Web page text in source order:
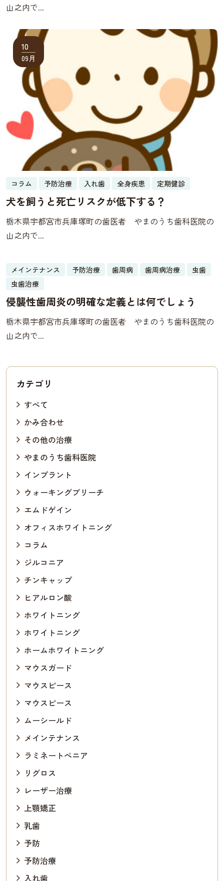
山之内で...
10
09月
コラム 予防治療 入れ歯 全身疾患 定期健診
犬を飼うと死亡リスクが低下する？
栃木県宇都宮市兵庫塚町の歯医者 やまのうち歯科医院の
山之内で...
16
02月
メインテナンス 予防治療 歯周病 歯周病治療
虫歯
虫歯治療
侵襲性歯周炎の明確な定義とは何でしょう
栃木県宇都宮市兵庫塚町の歯医者 やまのうち歯科医院の
山之内で...
カテゴリ
すべて
かみ合わせ
その他の治療
やまのうち歯科医院
インプラント
ウォーキングブリーチ
エムドゲイン
オフィスホワイトニング
コラム
ジルコニア
チンキャップ
ヒアルロン酸
ホワイトニング
ホワイトニング
ホームホワイトニング
マウスガード
マウスピース
マウスピース
ムーシールド
メインテナンス
ラミネートべニア
リグロス
レーザー治療
上顎矯正
乳歯
予防
予防治療
入れ歯